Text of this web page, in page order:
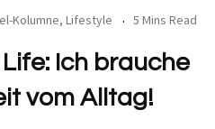
Kolumne,Lifestyle 5 Mins Read
Ich brauche
vom Alltag!